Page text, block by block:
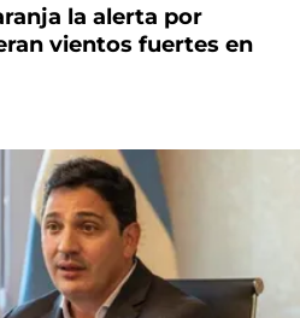
la alerta por
vientos fuertes en